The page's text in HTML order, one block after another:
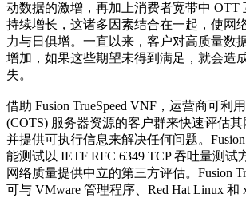
动数据的激增，再加上消费者宽带中 OTT
持续增长，这诸多因素结合在一起，使网
力与日俱增。一直以来，客户对高质量数
增加，如果这些期望未得到满足，就会造
失。
借助 Fusion TrueSpeed VNF，运营商可利
(COTS) 服务器资源的客户群来快速评估其
并提供可执行信息来解决任何问题。Fusion
能测试以 IETF RFC 6349 TCP 吞吐量测试
网络质量提供中立的第三方评估。Fusion
可与 VMware 管理程序、Red Hat Linux 和